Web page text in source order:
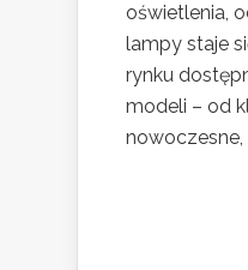
oświetlenia,
lampy staje
rynku
modeli – od
nowoczesne,